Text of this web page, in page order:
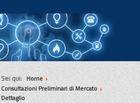
|||
Sei qui:Home
Consultazioni Preliminari di Mercato
Dettaglio